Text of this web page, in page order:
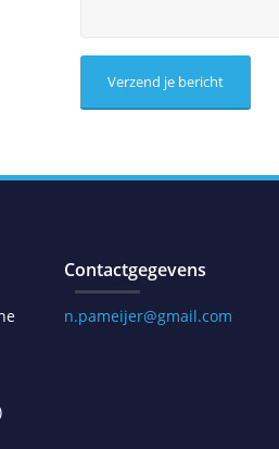
Contactgegevens
n.pameijer@gmail.com